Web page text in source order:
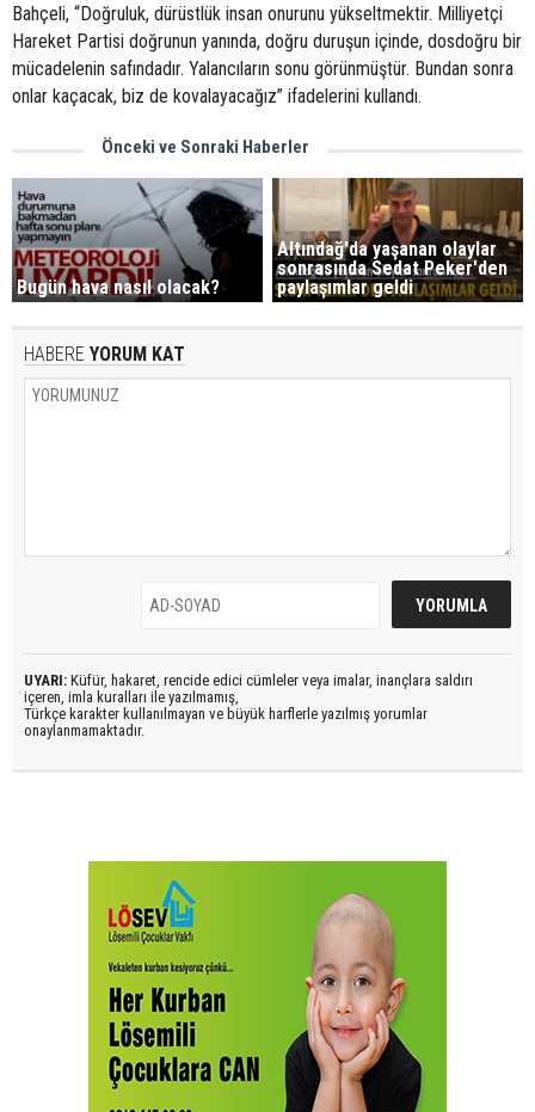
Bahçeli, “Doğruluk, dürüstlük insan onurunu yükseltmektir. Milliyetçi
Hareket Partisi doğrunun yanında, doğru duruşun içinde, dosdoğru bir
mücadelenin safındadır. Yalancıların sonu görünmüştür. Bundan sonra
onlar kaçacak, biz de kovalayacağız” ifadelerini kullandı.
Önceki ve Sonraki Haberler
Bugün hava nasıl olacak?
Altındağ'da yaşanan olaylar
sonrasında Sedat Peker'den
paylaşımlar geldi
HABERE YORUM KAT
UYARI: Küfür, hakaret, rencide edici cümleler veya imalar, inançlara saldırı
içeren, imla kuralları ile yazılmamış,
Türkçe karakter kullanılmayan ve büyük harflerle yazılmış yorumlar
onaylanmamaktadır.